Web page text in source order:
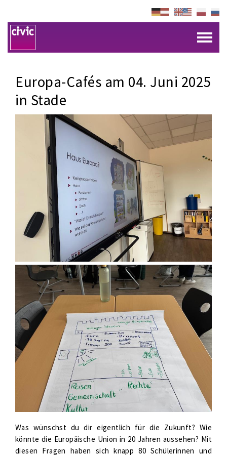
Europa-Cafés am 04. Juni 2025
in Stade
Was wünschst du dir eigentlich für die Zukunft? Wie
könnte die Europäische Union in 20 Jahren aussehen? Mit
diesen Fragen haben sich knapp 80 Schülerinnen und